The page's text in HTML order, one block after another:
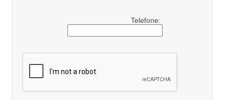
Telefone: